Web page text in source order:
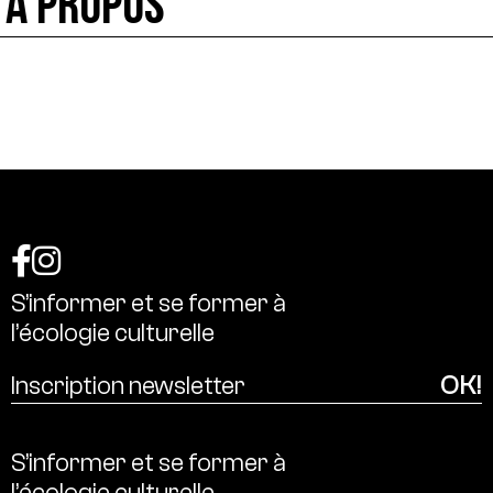
S’informer et se former à
l’écologie culturelle
S’informer et se former à